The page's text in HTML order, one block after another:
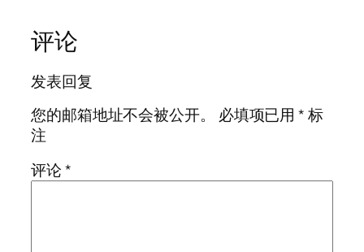
评论
发表回复
您的邮箱地址不会被公开。
必填项已用*标
注
评论*